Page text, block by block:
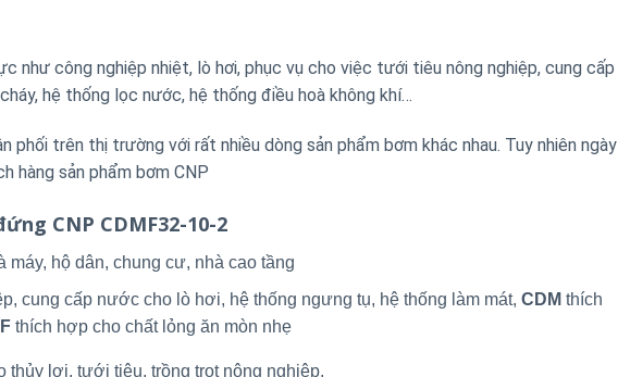
như công nghiệp nhiệt, lò hơi, phục vụ cho việc tưới tiêu nông nghiệp, cung cấp
hệ thống lọc nước, hệ thống điều hoà không khí…
phối trên thị trường với rất nhiều dòng sản phẩm bơm khác nhau. Tuy nhiên ngày
hàng sản phẩm bơm CNP
CNP CDMF32-10-2
hộ dân, chung cư, nhà cao tầng
cung cấp nước cho lò hơi, hệ thống ngưng tụ, hệ thống làm mát, CDM thích
thích hợp cho chất lỏng ăn mòn nhẹ
lợi, tưới tiêu, trồng trọt nông nghiệp.